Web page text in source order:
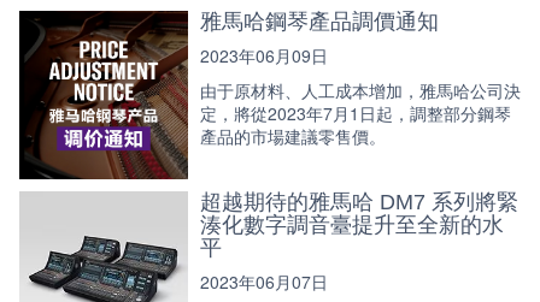
雅馬哈鋼琴產品調價通知
2023年06月09日
由于原材料、人工成本增加，雅馬哈公司決
定，將從2023年7月1日起，調整部分鋼琴
產品的市場建議零售價。
超越期待的雅馬哈 DM7 系列將緊
湊化數字調音臺提升至全新的水
平
2023年06月07日